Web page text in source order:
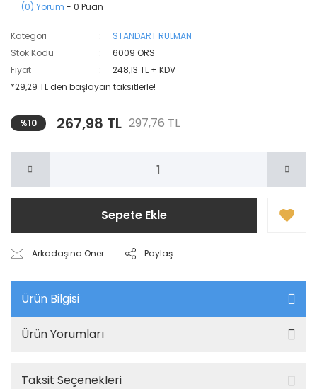
(0) Yorum - 0 Puan
Kategori
STANDART RULMAN
Stok Kodu
6009 ORS
Fiyat
248,13 TL + KDV
*29,29 TL den başlayan taksitlerle!
%10 267,98 TL 297,76 TL
Sepete Ekle
Arkadaşına Öner Paylaş
Ürün Bilgisi
Ürün Yorumları
Taksit Seçenekleri